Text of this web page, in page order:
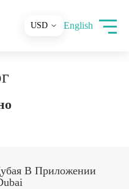
English
В Приложении